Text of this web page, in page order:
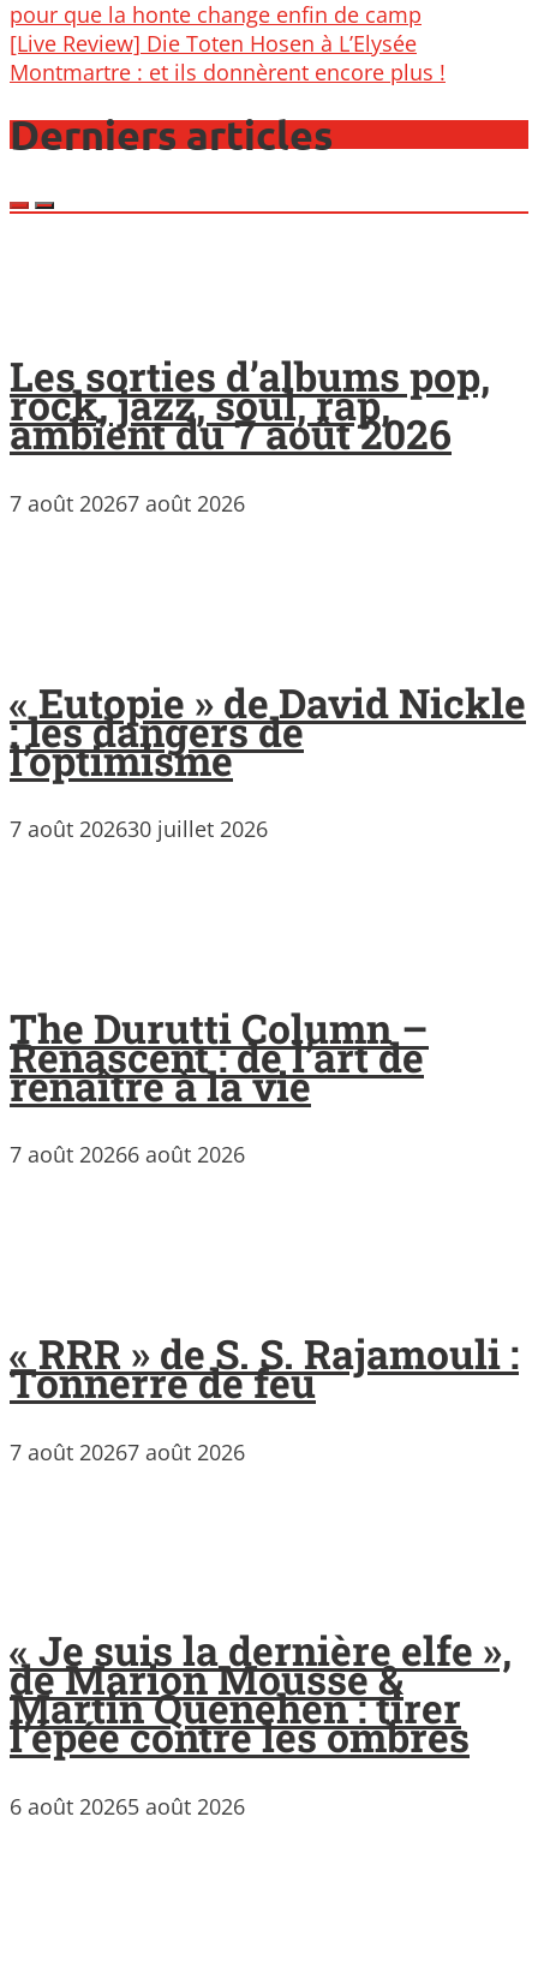
navigation
pour que la honte change enfin de camp
[Live Review] Die Toten Hosen à L’Elysée
Montmartre : et ils donnèrent encore plus !
Derniers articles
Les sorties d’albums pop,
rock, jazz, soul, rap,
ambient du 7 août 2026
7 août 20267 août 2026
« Eutopie » de David Nickle
: les dangers de
l’optimisme
7 août 202630 juillet 2026
The Durutti Column –
Renascent : de l’art de
renaître à la vie
7 août 20266 août 2026
« RRR » de S. S. Rajamouli :
Tonnerre de feu
7 août 20267 août 2026
« Je suis la dernière elfe »,
de Marion Mousse &
Martin Quenehen : tirer
l’épée contre les ombres
6 août 20265 août 2026